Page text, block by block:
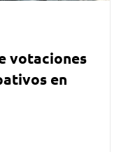
votaciones
en